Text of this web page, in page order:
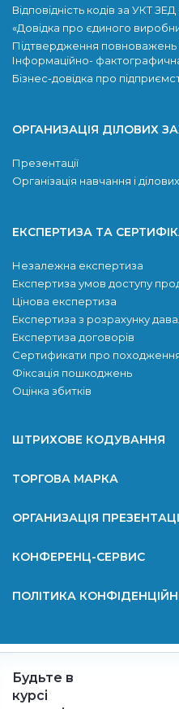
Відповідність кодів за УКТ
«Довідка про єдиного
Підтвердження
Інформаційно-
Бізнес-довідка про
ОРГАНИЗАЦІЯ ДІЛОВИХ
Презентації
Організація навчання і
ЕКСПЕРТИЗА ТА
Незалежна експертиза
Експертиза умов доступу
Цінова експертиза
Експертиза з розрахунку
Експертиза договорів
Сертификати про
Фіксація пошкоджень
Оцінка збитків
ШТРИХОВЕ КОДУВАННЯ
ТОРГОВА МАРКА
ОРГАНИЗАЦІЯ
КОНФЕРЕНЦ-СЕРВИС
ПОЛІТИКА
Будьте в
курсі